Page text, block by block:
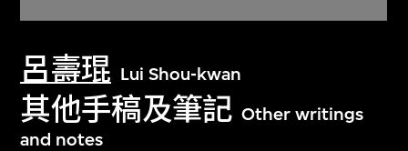
呂壽琨 Lui Shou-kwan
其他手稿及筆記 Other writings
and notes
關於M+藏品
探索世界頂級的二十及二十一世紀視覺
文化藏品。